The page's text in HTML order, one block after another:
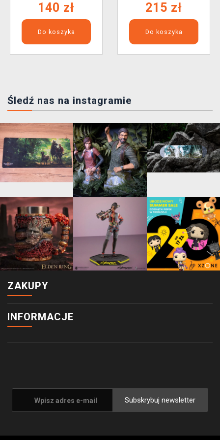
140 zł
Do koszyka
215 zł
Do koszyka
Śledź nas na instagramie
ZAKUPY
INFORMACJE
Subskrybuj newsletter